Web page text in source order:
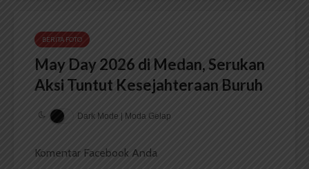
BERITA FOTO
May Day 2026 di Medan, Serukan
Aksi Tuntut Kesejahteraan Buruh
Dark Mode | Moda Gelap
Komentar Facebook Anda